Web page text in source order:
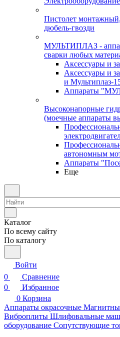
Пистолет
дюбель-гвозди
МУЛЬТИПЛАЗ -
сварки любых
Аксессуары и
Аксессуары и
и Мультиплаз-
Аппараты
Высоконапорные
(моечные аппараты
автономным
Аппараты
Еще
Каталог
По всему сайту
По каталогу
Войти
0
Сравнение
0
Избранное
0 Корзина
Аппараты окрасочные
Виброплиты Шлифовальные
оборудование Сопутствующие